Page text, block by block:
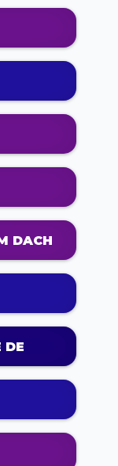
DACH
DE